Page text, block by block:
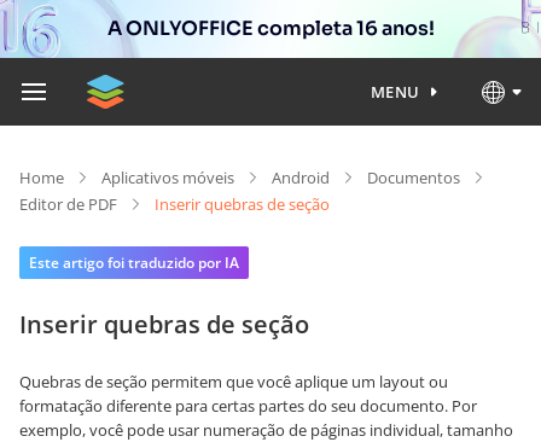
A ONLYOFFICE completa 16 anos!
MENU
Home Aplicativos móveis Android
Documentos
Editor de PDF
Inserir quebras de seção
Este artigo foi traduzido por IA
Inserir quebras de seção
Quebras de seção permitem que você aplique um layout ou
formatação diferente para certas partes do seu documento. Por
exemplo, você pode usar numeração de páginas individual, tamanho